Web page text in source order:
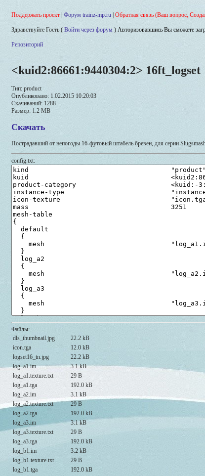
Поддержать проект Форум trainz-mp.ru Обратная связь (Ваш вопрос,
Здравствуйте Гость ( Войти через форум ) Авторизовавшись Вы сможете
Репозиторий
<kuid2:86661:9440304:2> 16ft_logset
Тип: product
Опубликовано: 1.02.2015 10:20:03
Скачиваний: 1288
Размер: 1.2 MB
Скачать
Пострадавший от непогоды 16-футовый штабель бревен, для серии
config.txt:
Файлы:
dls_thumbnail.jpg
22.2 kB
icon.tga
12.0 kB
logset16_tn.jpg
22.2 kB
log_a1.im
3.1 kB
log_a1.texture.txt
29 B
log_a1.tga
192.0 kB
log_a2.im
3.1 kB
log_a2.texture.txt
29 B
log_a2.tga
192.0 kB
log_a3.im
3.1 kB
log_a3.texture.txt
29 B
log_a3.tga
192.0 kB
log_b1.im
3.2 kB
log_b1.texture.txt
29 B
log_b1.tga
192.0 kB